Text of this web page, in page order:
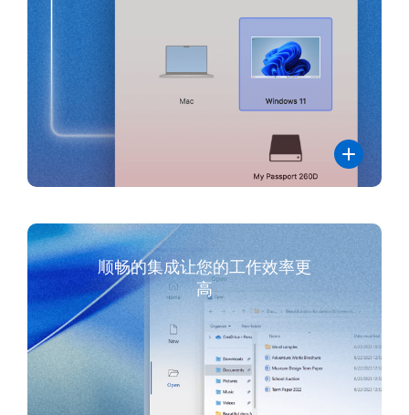
顺畅的集成让您的工作效率更
高